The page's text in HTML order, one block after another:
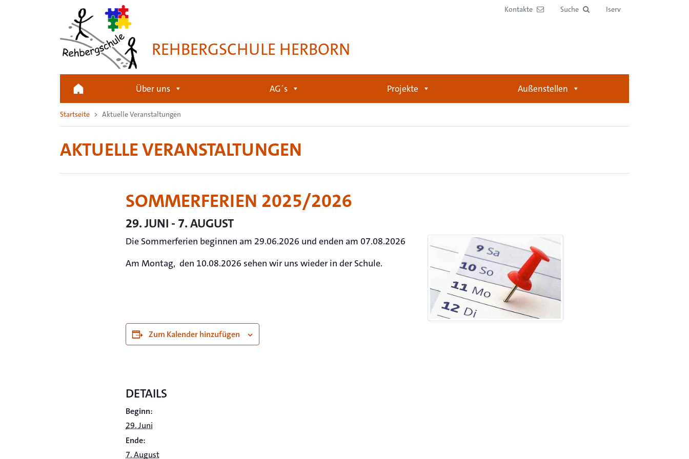
REHBERGSCHULE HERBORN
Kontakte Suche Iserv
Über uns AG´s Projekte Außenstellen
Startseite Aktuelle Veranstaltungen
AKTUELLE VERANSTALTUNGEN
SOMMERFERIEN 2025/2026
29. JUNI - 7. AUGUST
Die Sommerferien beginnen am 29.06.2026 und enden am 07.08.2026
Am Montag, den 10.08.2026 sehen wir uns wieder in der Schule.
Zum Kalender hinzufügen
DETAILS
Beginn:
29. Juni
Ende:
7. August